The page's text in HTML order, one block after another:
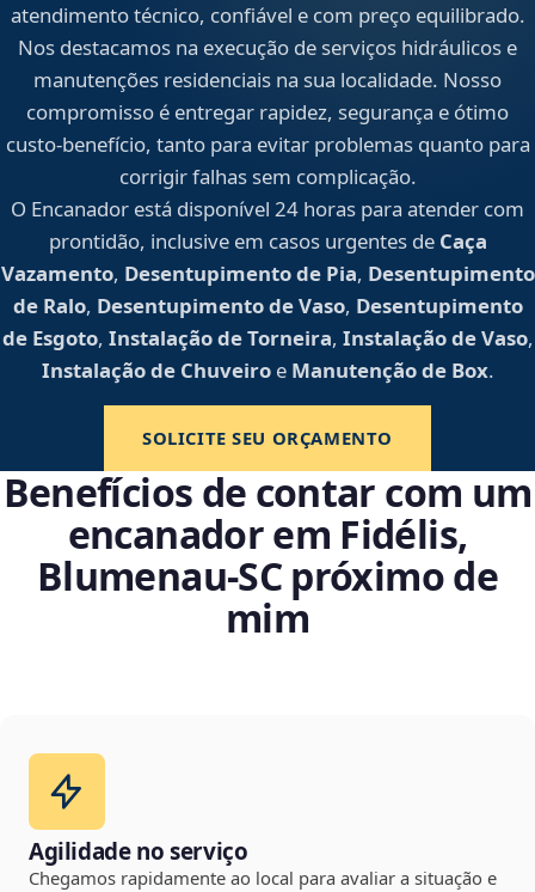
atendimento técnico, confiável e com preço equilibrado.
Nos destacamos na execução de serviços hidráulicos e
manutenções residenciais na sua localidade. Nosso
compromisso é entregar rapidez, segurança e ótimo
custo-benefício, tanto para evitar problemas quanto para
corrigir falhas sem complicação.
O Encanador está disponível 24 horas para atender com
prontidão, inclusive em casos urgentes de Caça
Vazamento, Desentupimento de Pia, Desentupimento
de Ralo, Desentupimento de Vaso, Desentupimento
de Esgoto, Instalação de Torneira, Instalação de Vaso,
Instalação de Chuveiroe Manutenção de Box.
SOLICITE SEU ORÇAMENTO
Benefícios de contar com um
encanador em Fidélis,
Blumenau‑SC próximo de
mim
Agilidade no serviço
Chegamos rapidamente ao local para avaliar a situação e